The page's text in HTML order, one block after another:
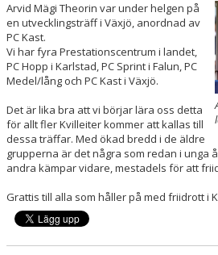
KLUBBREKORD
KLÄDER
Arvid Mägi Theorin var under helgen på
en utvecklingsträff i Växjö, anordnad av
PC Kast.
Vi har fyra Prestationscentrum i landet,
PC Hopp i Karlstad, PC Sprint i Falun, PC
Medel/lång och PC Kast i Växjö.
Det är lika bra att vi börjar lära oss detta
för allt fler Kvilleiter kommer att kallas till
dessa träffar. Med ökad bredd i de äldre
grupperna är det några som redan i unga
andra kämpar vidare, mestadels för att
Grattis till alla som håller på med friidrott i